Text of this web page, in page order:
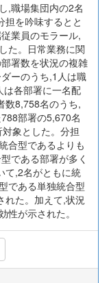
,職場集団内の2名
担を吟味するとと
業員のモラール,
た。日常業務に関
署数を状況の複雑
ーのうち,1人は職
各部署に一名配
数8,758名のうち,
部署の5,670名
象とした。分担
合型であるよりも
である部署が多く
て,2名がともに統
である単独統合型
れた。加えて,状況
が示された。